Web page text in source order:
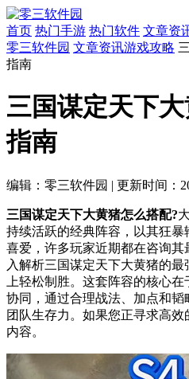
首页 热门手游 热门软件 文章资
零三软件园 文章资讯游戏攻略
指南
三国谋定天下
指南
编辑：零三软件园 | 更新时间：
三国谋定天下大黄猪怎么搭配?
持续活跃的经典阵容，以其狂
喜爱，许多玩家近期都在咨询
入解析三国谋定天下大黄猪的
上轻松制胜。这套阵容的核心
协同，通过合理战法、加点和
团队生存力。如果您正寻求高
内容。